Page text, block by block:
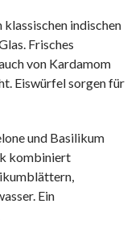
indischen
Frisches
von Kardamom
Eiswürfel sorgen für
und Basilikum
kombiniert
Ein